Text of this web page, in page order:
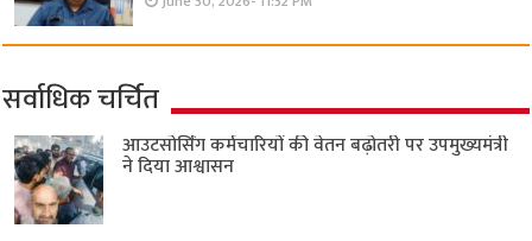
सर्वाधिक चर्चित
आउटसोर्सिंग कर्मचारियों की वेतन बढ़ोतरी पर उपमुख्यमंत्री
ने दिया आश्वासन